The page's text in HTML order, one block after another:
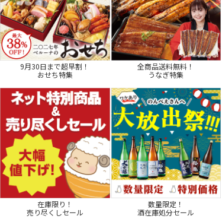
9月30日まで超早割！
おせち特集
全商品送料無料！
うなぎ特集
在庫限り！
売り尽くしセール
数量限定！
酒在庫処分セール